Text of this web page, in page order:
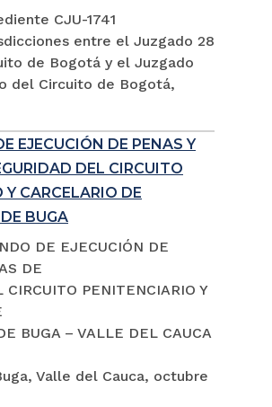
CJU-1741
entre el Juzgado 28
de Bogotá y el Juzgado
del Circuito de Bogotá,
EJECUCIÓN DE PENAS Y
DEL CIRCUITO
CARCELARIO DE
BUGA
DE EJECUCIÓN DE
DE
CIRCUITO PENITENCIARIO Y
BUGA – VALLE DEL CAUCA
Valle del Cauca, octubre